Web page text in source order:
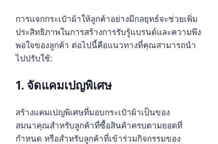
การแจกกระเป๋าผ้าให้ลูกค้าอย่างมีกลยุทธ์จะช่วยเพิ่ม
ประสิทธิภาพในการสร้างการรับรู้แบรนด์และความพึง
พอใจของลูกค้า ต่อไปนี้คือแนวทางที่คุณสามารถนำ
ไปปรับใช้:
1. จัดแคมเปญพิเศษ
สร้างแคมเปญพิเศษที่มอบกระเป๋าผ้าเป็นของ
สมนาคุณสำหรับลูกค้าที่ซื้อสินค้าครบตามยอดที่
กำหนด หรือสำหรับลูกค้าที่เข้าร่วมกิจกรรมของ